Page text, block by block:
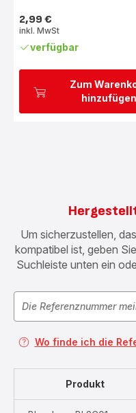
Zum
hinzufügen
Preis
2,99 €
inkl. MwSt
verfügbar
Um sicherzustellen,
kompatibel ist, geben
Suchleiste unten ein
Wo finde ich die
Produkt